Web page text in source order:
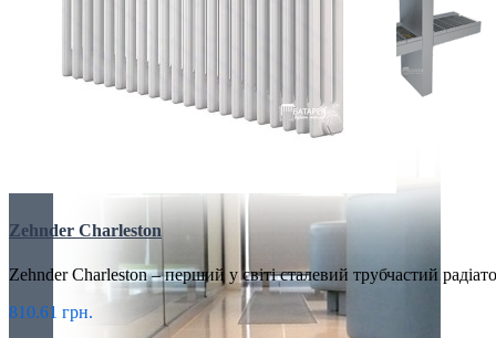
СПЕЦІАЛЬНІ КОНВЕКТОРИ
Zehnder Charleston
Zehnder Charleston – перший у світі сталевий трубчастий
810.61 грн.